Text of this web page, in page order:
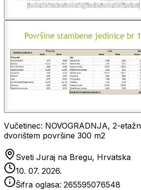
Vučetinec: NOVOGRADNJA, 2-
dvorištem površine 300 m2
Sveti Juraj na Bregu, Hrvatska
10. 07. 2026.
Šifra oglasa: 265595076548